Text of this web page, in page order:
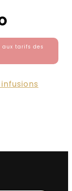
aux tarifs des